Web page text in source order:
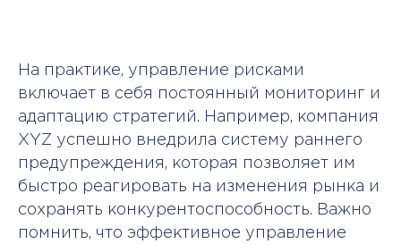
На практике, управление рисками
включает в себя постоянный мониторинг и
адаптацию стратегий. Например, компания
XYZ успешно внедрила систему раннего
предупреждения, которая позволяет им
быстро реагировать на изменения рынка и
сохранять конкурентоспособность. Важно
помнить, что эффективное управление